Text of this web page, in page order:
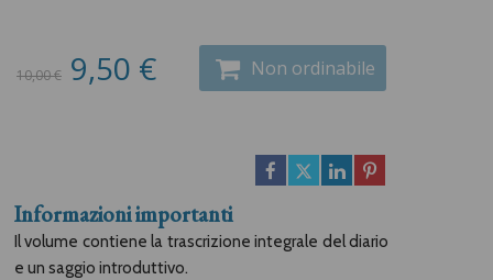
10,00 € 9,50 € Non ordinabile
Informazioni importanti
Il volume contiene la trascrizione integrale del diario
e un saggio introduttivo.